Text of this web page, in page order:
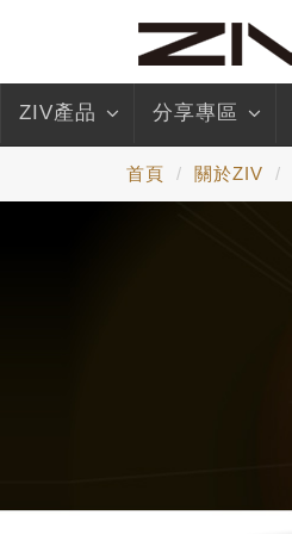
ZIV產品 分享專區
首頁 關於ZIV